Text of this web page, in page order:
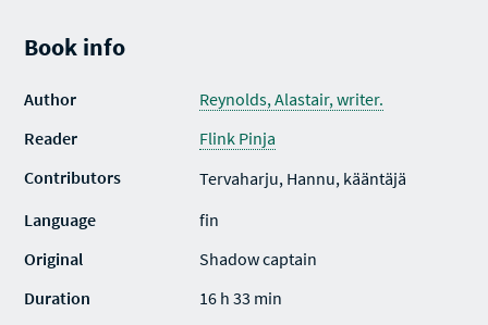
Book info
Author
Reynolds, Alastair, writer.
Reader
Flink Pinja
Contributors
Tervaharju, Hannu, kääntäjä
Language
fin
Original
Shadow captain
Duration
16 h 33 min